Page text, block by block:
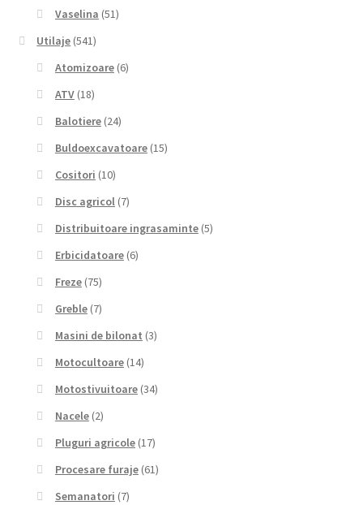
Vaselina (51)
Utilaje (541)
Atomizoare (6)
ATV (18)
Balotiere (24)
Buldoexcavatoare (15)
Cositori (10)
Disc agricol (7)
Distribuitoare ingrasaminte (5)
Erbicidatoare (6)
Freze (75)
Greble (7)
Masini de bilonat (3)
Motocultoare (14)
Motostivuitoare (34)
Nacele (2)
Pluguri agricole (17)
Procesare furaje (61)
Semanatori (7)